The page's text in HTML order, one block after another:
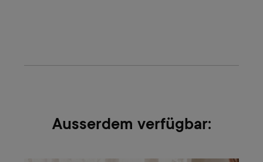
Ausserdem verfügbar: